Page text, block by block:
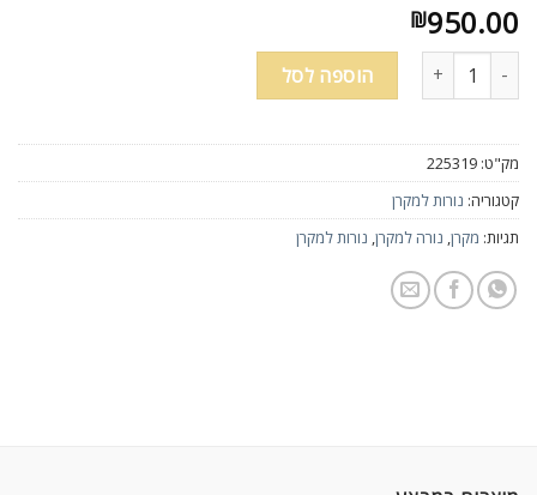
₪950.00
כמות של HITACHI נורה למקרן CP-S840 CP-S840A CP-S840W CP-S840WA CP-S935W הוספה לסל
מק"ט: 225319
קטגוריה: נורות למקרן
תגיות: מקרן, נורה למקרן, נורות למקרן